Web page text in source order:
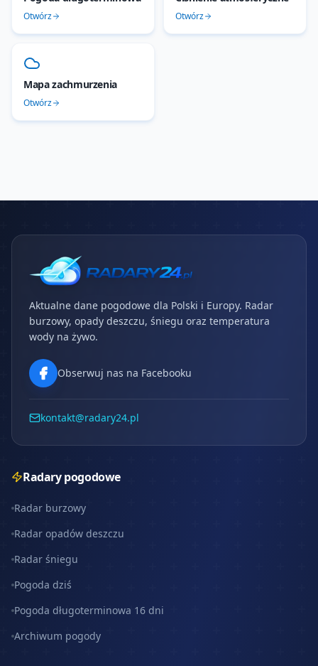
Otwórz Otwórz
Mapa zachmurzenia
Otwórz
Aktualne dane pogodowe dla Polski i Europy. Radar
burzowy, opady deszczu, śniegu oraz temperatura
wody na żywo.
Obserwuj nas na Facebooku
kontakt@radary24.pl
Radary pogodowe
Radar burzowy
Radar opadów deszczu
Radar śniegu
Pogoda dziś
Pogoda długoterminowa 16 dni
Archiwum pogody